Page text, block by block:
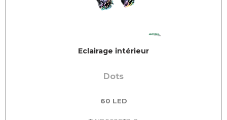
Eclairage intérieur
Dots
60 LED